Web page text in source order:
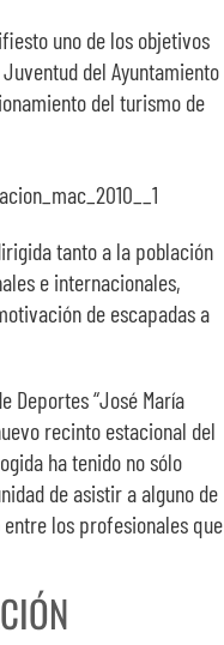
uno de los objetivos
del Ayuntamiento
del turismo de
tanto a la población
e internacionales,
de escapadas a
Deportes “José María
recinto estacional del
ha tenido no sólo
de asistir a alguno de
los profesionales que